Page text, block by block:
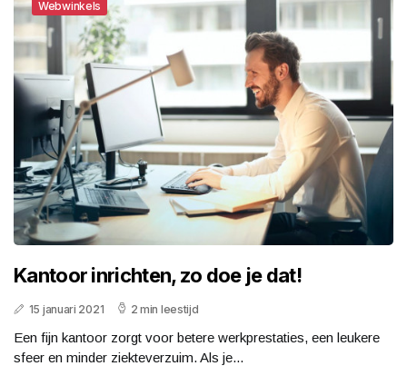
Webwinkels
Kantoor inrichten, zo doe je dat!
15 januari 2021 2 min leestijd
Een fijn kantoor zorgt voor betere werkprestaties, een leukere
sfeer en minder ziekteverzuim. Als je...